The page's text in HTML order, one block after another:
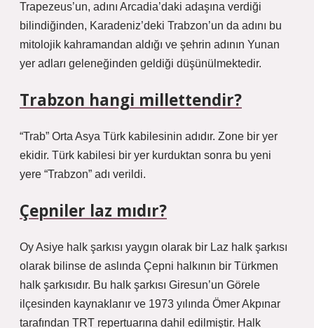
Trapezeus’un, adını Arcadia’daki adaşına verdiği
bilindiğinden, Karadeniz’deki Trabzon’un da adını bu
mitolojik kahramandan aldığı ve şehrin adının Yunan
yer adları geleneğinden geldiği düşünülmektedir.
Trabzon hangi millettendir?
“Trab” Orta Asya Türk kabilesinin adıdır. Zone bir yer
ekidir. Türk kabilesi bir yer kurduktan sonra bu yeni
yere “Trabzon” adı verildi.
Çepniler laz mıdır?
Oy Asiye halk şarkısı yaygın olarak bir Laz halk şarkısı
olarak bilinse de aslında Çepni halkının bir Türkmen
halk şarkısıdır. Bu halk şarkısı Giresun’un Görele
ilçesinden kaynaklanır ve 1973 yılında Ömer Akpınar
tarafından TRT repertuarına dahil edilmiştir. Halk